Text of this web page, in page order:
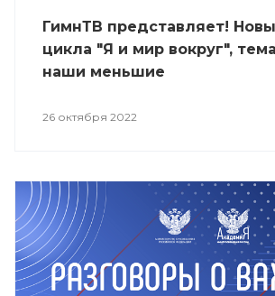
ГимнТВ представляет!
цикла "Я и мир вокруг",
наши меньшие
26 октября 2022